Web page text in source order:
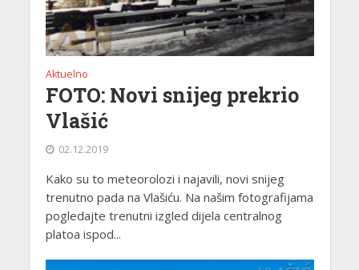
Aktuelno
FOTO: Novi snijeg prekrio
Vlašić
02.12.2019
Kako su to meteorolozi i najavili, novi snijeg
trenutno pada na Vlašiću. Na našim fotografijama
pogledajte trenutni izgled dijela centralnog
platoa ispod...